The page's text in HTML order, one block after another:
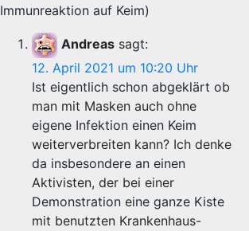
Immunreaktion auf Keim)
Andreas sagt:
12. April 2021 um 10:20 Uhr
Ist eigentlich schon abgeklärt ob
man mit Masken auch ohne
eigene Infektion einen Keim
weiterverbreiten kann? Ich denke
da insbesondere an einen
Aktivisten, der bei einer
Demonstration eine ganze Kiste
mit benutzten Krankenhaus-